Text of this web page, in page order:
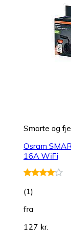
Smarte og
Osram
16A WiFi
(1)
fra
127 kr.